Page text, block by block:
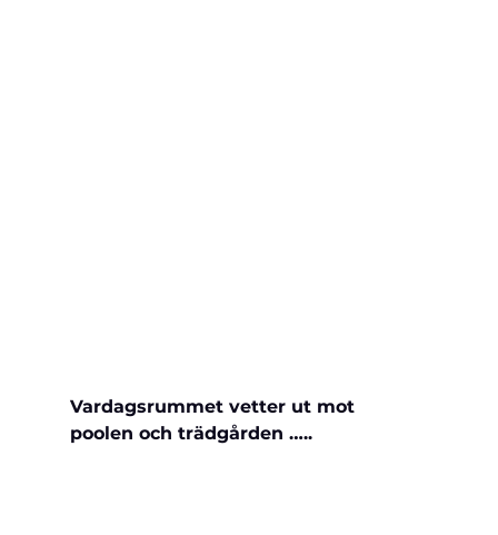
Vardagsrummet vetter ut mot
poolen och trädgården …..